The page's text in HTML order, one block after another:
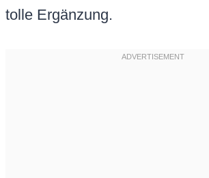
tolle Ergänzung.